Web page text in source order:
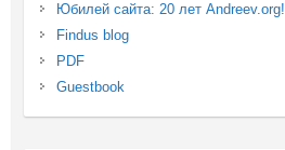
Юбилей сайта: 20 лет Andreev.org!
Findus blog
PDF
Guestbook